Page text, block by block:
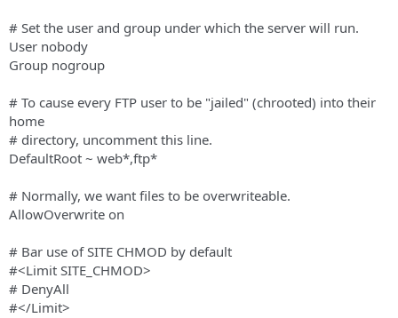
# Set the user and group under which the server will run.
User nobody
Group nogroup
# To cause every FTP user to be "jailed" (chrooted) into their
home
# directory, uncomment this line.
DefaultRoot ~ web*,ftp*
# Normally, we want files to be overwriteable.
AllowOverwrite on
# Bar use of SITE CHMOD by default
#<Limit SITE_CHMOD>
# DenyAll
#</Limit>